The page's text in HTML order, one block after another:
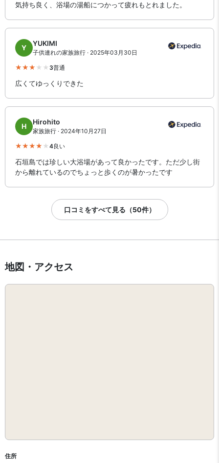
気持ち良く、浴場の湯船につかって疲れもとれました。
Y
YUKIMI
子供連れの家族旅行 · 2025年03月30日
3普通
広くてゆっくりできた
H
Hirohito
家族旅行 · 2024年10月27日
4良い
石垣島では珍しい大浴場があって良かったです。ただ少し街
から離れているのでちょっと歩くのが暑かったです
口コミをすべて見る（50件）
地図・アクセス
住所